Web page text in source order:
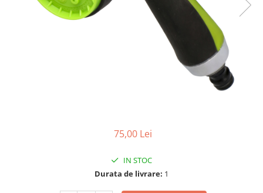
Foarfeci de mana
Razuri si razuitoare de mana75,00 Lei
IN STOC
Durata de livrare: 1